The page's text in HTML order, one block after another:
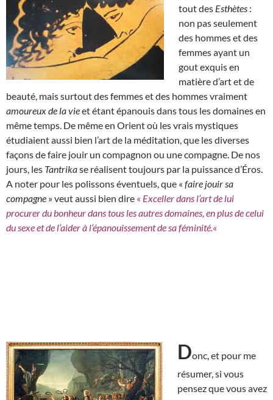
tout des Esthètes :
non pas seulement
des hommes et des
femmes ayant un
gout exquis en
matière d’art et de
beauté, mais surtout des femmes et des hommes vraiment
amoureux de la vieet étant épanouis dans tous les domaines en
même temps. De même en Orient où les vrais mystiques
étudiaient aussi bien l’art de la méditation, que les diverses
façons de faire jouir un compagnon ou une compagne. De nos
jours, les Tantrikase réalisent toujours par la puissance d’Éros.
A noter pour les polissons éventuels, que « faire jouir sa
compagne » veut aussi bien dire « Exceller dans l’art de lui
procurer du bonheur dans tous les autres domaines, en plus de celui
du sexe et de l’aider à l’épanouissement de sa féminité. «
Donc, et pour me
résumer, si vous
pensez que vous avez